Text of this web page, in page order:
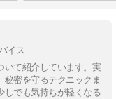
イス
いて紹介しています。実
密を守るテクニックま
しでも気持ちが軽くなる